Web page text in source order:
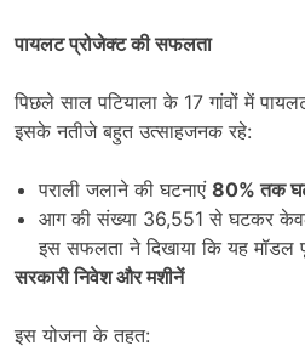
पायलट प्रोजेक्ट की सफलता
पिछले साल पटियाला के 17 गांवों में
इसके नतीजे बहुत उत्साहजनक रहे:
पराली जलाने की घटनाएं 80%तक
आग की संख्या 36,551 से घटकर
इस सफलता ने दिखाया कि यह मॉडल
सरकारी निवेश और मशीनें
इस योजना के तहत: